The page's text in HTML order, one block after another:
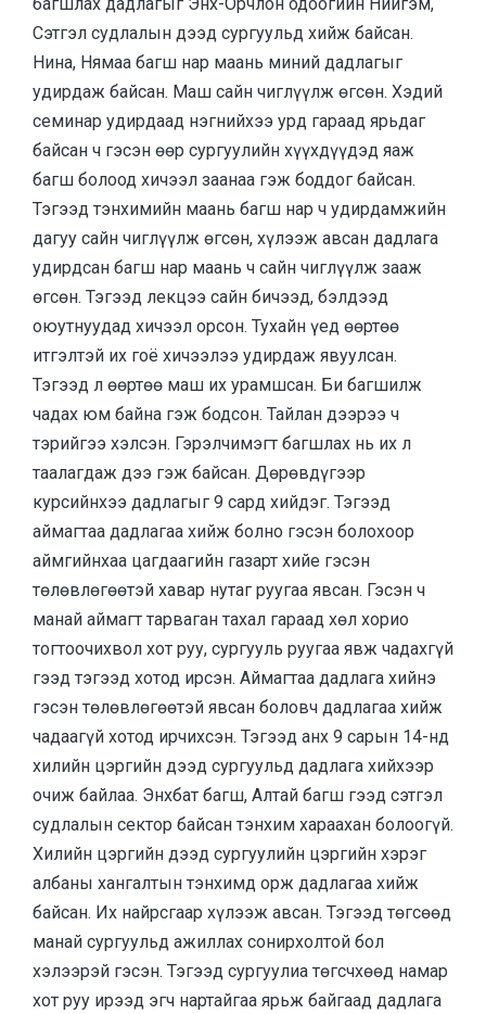
багшлах дадлагыг Энх-Орчлон одоогийн Нийгэм,
Сэтгэл судлалын дээд сургуульд хийж байсан.
Нина, Нямаа багш нар маань миний дадлагыг
удирдаж байсан. Маш сайн чиглүүлж өгсөн. Хэдий
семинар удирдаад нэгнийхээ урд гараад ярьдаг
байсан ч гэсэн өөр сургуулийн хүүхдүүдэд яаж
багш болоод хичээл заанаа гэж боддог байсан.
Тэгээд тэнхимийн маань багш нар ч удирдамжийн
дагуу сайн чиглүүлж өгсөн, хүлээж авсан дадлага
удирдсан багш нар маань ч сайн чиглүүлж зааж
өгсөн. Тэгээд лекцээ сайн бичээд, бэлдээд
оюутнуудад хичээл орсон. Тухайн үед өөртөө
итгэлтэй их гоё хичээлээ удирдаж явуулсан.
Тэгээд л өөртөө маш их урамшсан. Би багшилж
чадах юм байна гэж бодсон. Тайлан дээрээ ч
тэрийгээ хэлсэн. Гэрэлчимэгт багшлах нь их л
таалагдаж дээ гэж байсан. Дөрөвдүгээр
курсийнхээ дадлагыг 9 сард хийдэг. Тэгээд
аймагтаа дадлагаа хийж болно гэсэн болохоор
аймгийнхаа цагдаагийн газарт хийе гэсэн
төлөвлөгөөтэй хавар нутаг руугаа явсан. Гэсэн ч
манай аймагт тарваган тахал гараад хөл хорио
тогтоочихвол хот руу, сургууль руугаа явж чадахгүй
гээд тэгээд хотод ирсэн. Аймагтаа дадлага хийнэ
гэсэн төлөвлөгөөтэй явсан боловч дадлагаа хийж
чадаагүй хотод ирчихсэн. Тэгээд анх 9 сарын 14-нд
хилийн цэргийн дээд сургуульд дадлага хийхээр
очиж байлаа. Энхбат багш, Алтай багш гээд сэтгэл
судлалын сектор байсан тэнхим хараахан болоогүй.
Хилийн цэргийн дээд сургуулийн цэргийн хэрэг
албаны хангалтын тэнхимд орж дадлагаа хийж
байсан. Их найрсгаар хүлээж авсан. Тэгээд төгсөөд
манай сургуульд ажиллах сонирхолтой бол
хэлээрэй гэсэн. Тэгээд сургуулиа төгсчхөөд намар
хот руу ирээд эгч нартайгаа ярьж байгаад дадлага